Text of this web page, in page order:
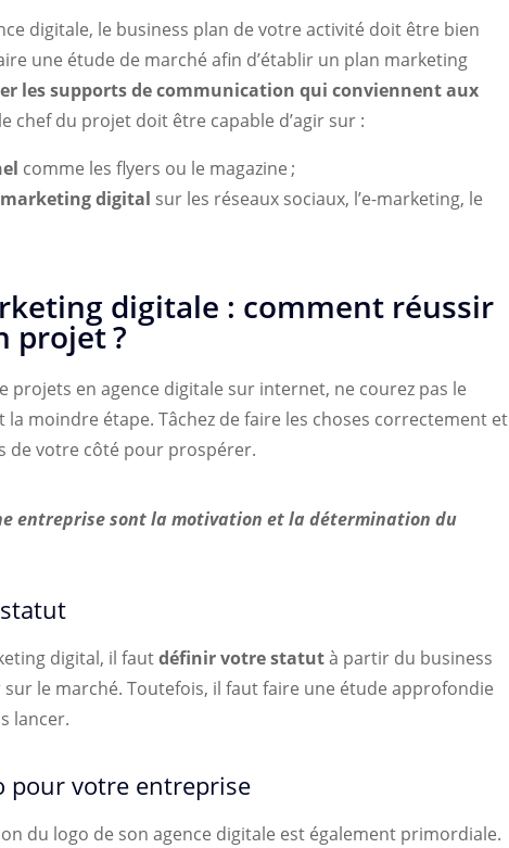
digitale, le business plan de votre activité doit être bien
une étude de marché afin d’établir un plan marketing
les supports de communication qui conviennent aux
chef du projet doit être capable d’agir sur :
comme les flyers ou le magazine ;
digital sur les réseaux sociaux, l’e-marketing, le
digitale : comment réussir
projet ?
projets en agence digitale sur internet, ne courez pas le
la moindre étape. Tâchez de faire les choses correctement et
de votre côté pour prospérer.
entreprise sont la motivation et la détermination du
digital, il fautdéfinir votre statutà partir du business
le marché. Toutefois, il faut faire une étude approfondie
lancer.
pour votre entreprise
du logo de son agence digitale est également primordiale.